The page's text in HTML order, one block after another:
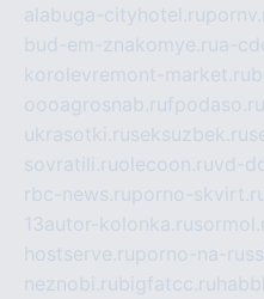
alabuga-cityhotel.ru
bud-em-znakomye.rua-
korolevremont-market.ru
oooagrosnab.rufpodaso.ru
ukrasotki.ruseksuzbek.ru
sovratili.ruolecoon.ruvd-
rbc-news.ruporno-
13autor-kolonka.ru
hostserve.ruporno-na-
neznobi.rubigfatcc.ru